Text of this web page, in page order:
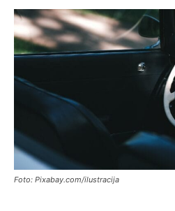
Foto: Pixabay.com/ilustracija